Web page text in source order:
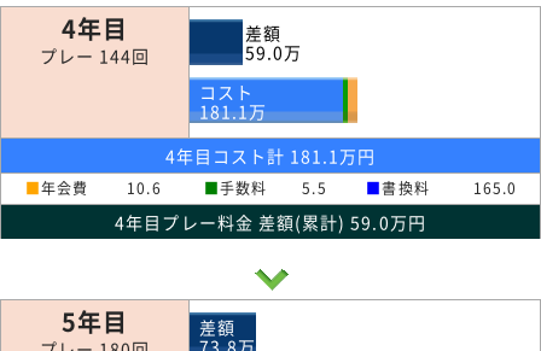
4年目
プレー 144回
差額
59.0万
コスト
181.1万
4年目コスト計 181.1万円
■年会費 10.6 ■手数料 5.5 ■書換料 165.0
4年目プレー料金 差額(累計) 59.0万円
5年目
差額